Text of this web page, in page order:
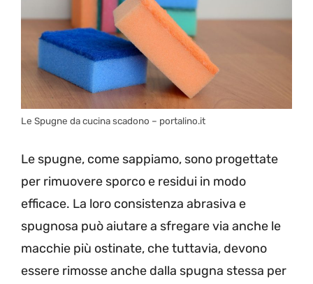
Le Spugne da cucina scadono – portalino.it
Le spugne, come sappiamo, sono progettate
per rimuovere sporco e residui in modo
efficace. La loro consistenza abrasiva e
spugnosa può aiutare a sfregare via anche le
macchie più ostinate, che tuttavia, devono
essere rimosse anche dalla spugna stessa per